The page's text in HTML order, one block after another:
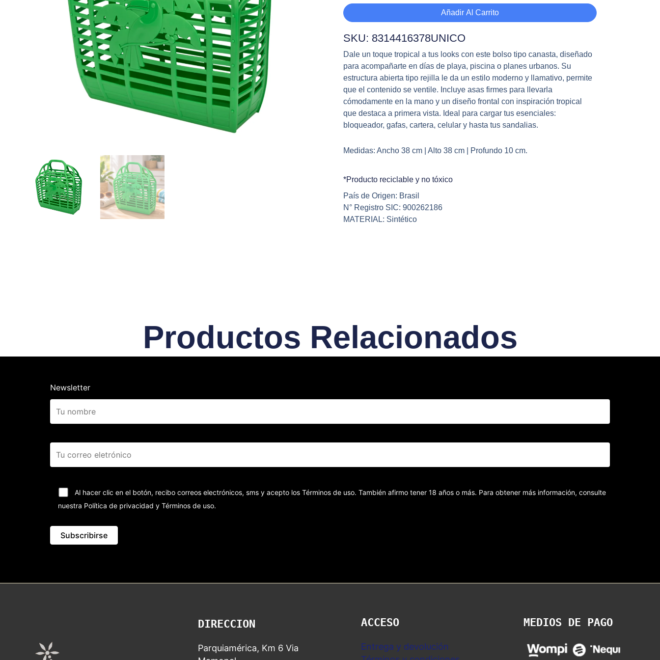
cantidad
Añadir Al Carrito
SKU: 8314416378UNICO
Dale un toque tropical a tus looks con este bolso tipo canasta, diseñado
para acompañarte en días de playa, piscina o planes urbanos. Su
estructura abierta tipo rejilla le da un estilo moderno y llamativo, permite
que el contenido se ventile. Incluye asas firmes para llevarla
cómodamente en la mano y un diseño frontal con inspiración tropical
que destaca a primera vista. Ideal para cargar tus esenciales:
bloqueador, gafas, cartera, celular y hasta tus sandalias.
Medidas: Ancho 38 cm | Alto 38 cm | Profundo 10 cm.
*Producto reciclable y no tóxico
País de Origen: Brasil
N° Registro SIC: 900262186
MATERIAL: Sintético
Productos Relacionados
Newsletter
Al hacer clic en el botón, recibo correos electrónicos, sms y acepto los Términos de uso. También afirmo tener 18 años o más. Para obtener más información, consulte
nuestra Política de privacidad y Términos de uso.
DIRECCION
Parquiamérica, Km 6 Via
ACCESO
Entrega y devolución
MEDIOS DE PAGO